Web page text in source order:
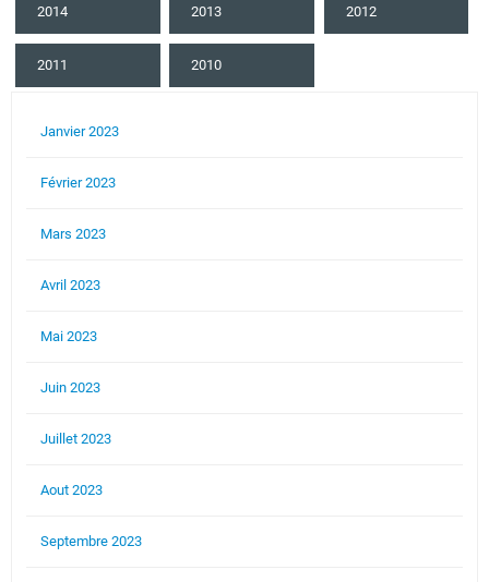
2014 2013 2012
2011 2010
Janvier 2023
Février 2023
Mars 2023
Avril 2023
Mai 2023
Juin 2023
Juillet 2023
Aout 2023
Septembre 2023